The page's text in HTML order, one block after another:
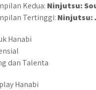
Kedua: Ninjutsu:
Tertinggi: Ninjutsu:
Hanabi
dan Talenta
Hanabi